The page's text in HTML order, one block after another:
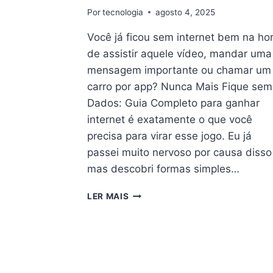
Por tecnologia agosto 4, 2025
Você já ficou sem internet bem na
de assistir aquele vídeo, mandar uma
mensagem importante ou chamar um
carro por app? Nunca Mais Fique sem
Dados: Guia Completo para ganhar
internet é exatamente o que você
precisa para virar esse jogo. Eu já
passei muito nervoso por causa
mas descobri formas simples…
LER MAIS GUIA